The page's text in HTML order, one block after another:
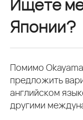
Японии?
Помимо
предложить
английском
другими